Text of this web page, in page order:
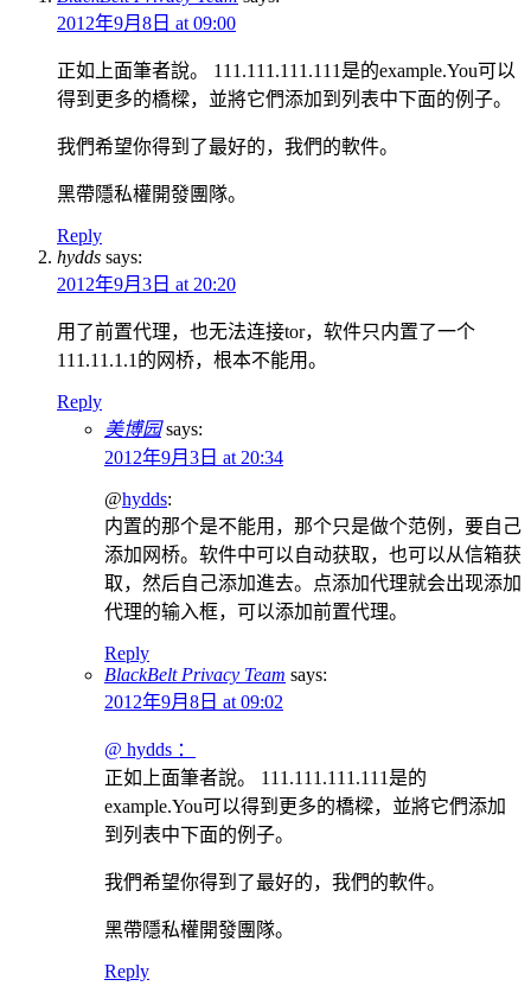
2012年9月8日 at 09:00
正如上面筆者說。 111.111.111.111是的example.You可以
得到更多的橋樑，並將它們添加到列表中下面的例子。
我們希望你得到了最好的，我們的軟件。
黑帶隱私權開發團隊。
Reply
hydds says:
2012年9月3日 at 20:20
用了前置代理，也无法连接tor，软件只内置了一个
111.11.1.1的网桥，根本不能用。
Reply
美博园 says:
2012年9月3日 at 20:34
@hydds:
内置的那个是不能用，那个只是做个范例，要自己
添加网桥。软件中可以自动获取，也可以从信箱获
取，然后自己添加進去。点添加代理就会出现添加
代理的输入框，可以添加前置代理。
Reply
BlackBelt Privacy Team says:
2012年9月8日 at 09:02
@ hydds ：
正如上面筆者說。 111.111.111.111是的
example.You可以得到更多的橋樑，並將它們添加
到列表中下面的例子。
我們希望你得到了最好的，我們的軟件。
黑帶隱私權開發團隊。
Reply